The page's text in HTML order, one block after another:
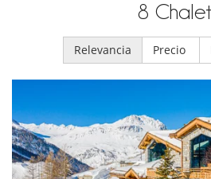
8
Relevancia Precio